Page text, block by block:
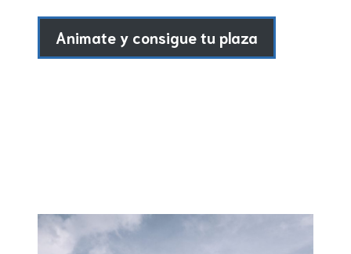
Animate y consigue tu plaza